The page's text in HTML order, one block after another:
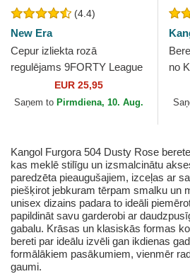
(4.4)
New Era
Cepur izliekta rozā
regulējams 9FORTY League
Essential no New York
Yankees MLB no New Era
EUR 25,95
Saņem to Pirmdiena, 10. Aug.
no
Kangol Furgora 504 Dusty Rose
kas meklē stilīgu un izsmalcinātu
paredzēta pieaugušajiem, izceļas ar
piešķirot jebkuram tērpam smalku un
unisex dizains padara to ideāli
papildināt savu garderobi ar
gabalu. Krāsas un klasiskās formas
bereti par ideālu izvēli gan ikdienas
formālākiem pasākumiem, vienmēr
gaumi.